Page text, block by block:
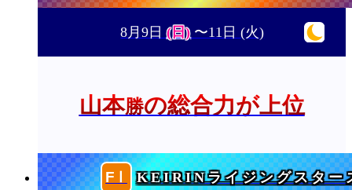
8月9日(日)〜11日(火)
山本勝の総合力が上位
KEIRINライジングスター